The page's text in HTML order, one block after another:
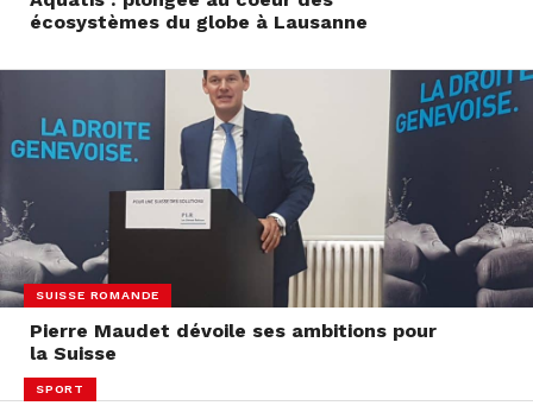
écosystèmes du globe à Lausanne
SUISSE ROMANDE
Pierre Maudet dévoile ses ambitions pour
la Suisse
SPORT